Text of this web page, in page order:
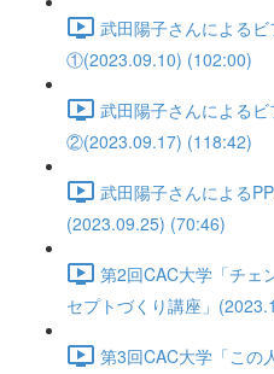
武田陽子さんによる
①(2023.09.10) (102:00)
武田陽子さんによる
②(2023.09.17) (118:42)
武田陽子さんによる
(2023.09.25) (70:46)
第2回CAC大学「チェ
セプトづくり講座」
第3回CAC大学「この